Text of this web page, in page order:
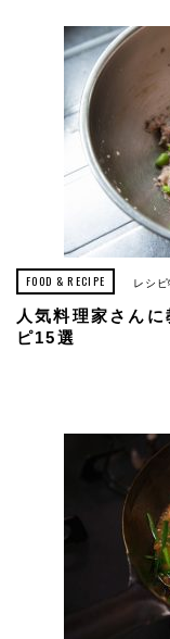
FOOD & RECIPE レシピ
人気料理家さん
ピ15選